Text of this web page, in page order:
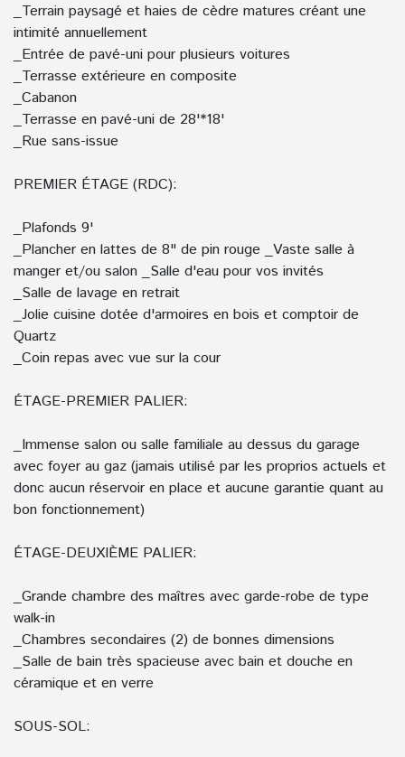
_Terrain paysagé et haies de cèdre matures créant une
intimité annuellement
_Entrée de pavé-uni pour plusieurs voitures
_Terrasse extérieure en composite
_Cabanon
_Terrasse en pavé-uni de 28'*18'
_Rue sans-issue
PREMIER ÉTAGE (RDC):
_Plafonds 9'
_Plancher en lattes de 8" de pin rouge _Vaste salle à
manger et/ou salon _Salle d'eau pour vos invités
_Salle de lavage en retrait
_Jolie cuisine dotée d'armoires en bois et comptoir de
Quartz
_Coin repas avec vue sur la cour
ÉTAGE-PREMIER PALIER:
_Immense salon ou salle familiale au dessus du garage
avec foyer au gaz (jamais utilisé par les proprios actuels et
donc aucun réservoir en place et aucune garantie quant au
bon fonctionnement)
ÉTAGE-DEUXIÈME PALIER:
_Grande chambre des maîtres avec garde-robe de type
walk-in
_Chambres secondaires (2) de bonnes dimensions
_Salle de bain très spacieuse avec bain et douche en
céramique et en verre
SOUS-SOL: